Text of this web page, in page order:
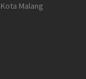
Malang